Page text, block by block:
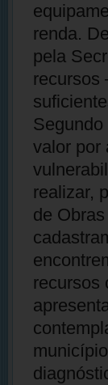
renda.
pela
recursos
valor por
realizar,
de
recursos